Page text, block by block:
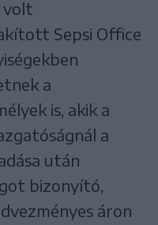
volt
Sepsi Office
a
is, akik a
a
után
bizonyító,
áron